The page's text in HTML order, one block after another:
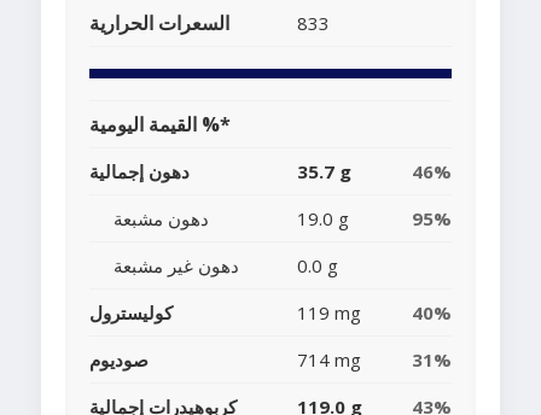
السعرات الحرارية 833
القيمة اليومية %*
دهون إجمالية 35.7 g
46%
دهون مشبعة
19.0 g
95%
دهون غير مشبعة
0.0 g
كوليسترول
119 mg
40%
صوديوم
714 mg
31%
كربوهيدرات إجمالية
119.0 g 43%